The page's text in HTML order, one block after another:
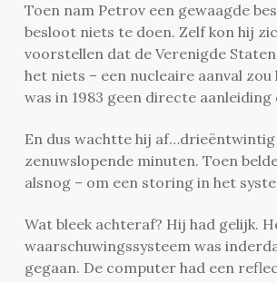
Toen nam Petrov een gewaagde
besloot niets te doen. Zelf kon hij
voorstellen dat de Verenigde
het niets – een nucleaire aanval
was in 1983 geen directe aanleiding
En dus wachtte hij af…drieëntwintig
zenuwslopende minuten. Toen
alsnog – om een storing in het
Wat bleek achteraf? Hij had gelijk.
waarschuwingssysteem was
gegaan. De computer had een